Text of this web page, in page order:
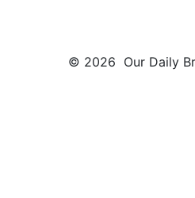
© 2026 Our Daily